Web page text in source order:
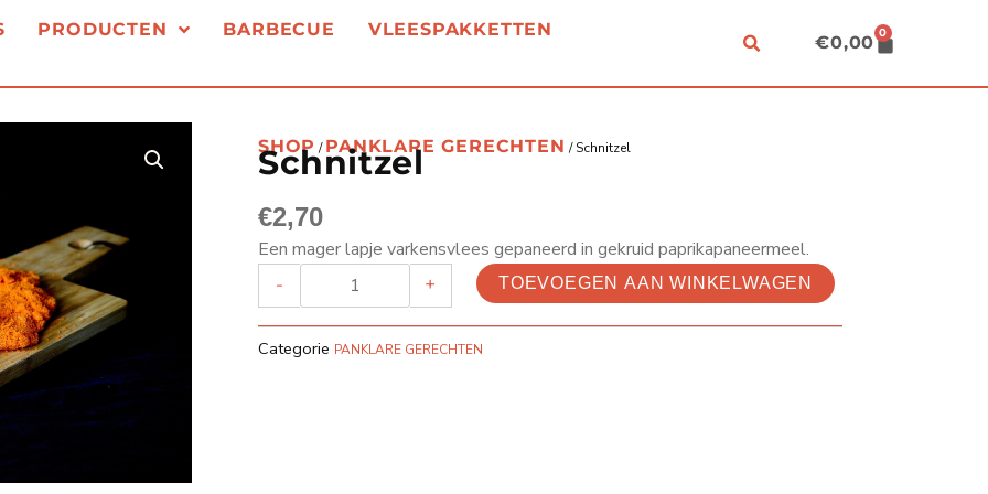
PRODUCTEN BARBECUE
VLEESPAKKETTEN
€0,00 0
CART
SHOP /PANKLARE GERECHTEN / Schnitzel
Schnitzel
€2,70
Een mager lapje varkensvlees gepaneerd in gekruid paprikapaneermeel.
-
SCHNITZEL
AANTAL
+ TOEVOEGEN AAN WINKELWAGEN
Categorie PANKLARE GERECHTEN